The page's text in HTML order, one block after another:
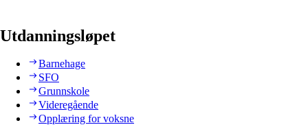
Utdanningsløpet
Barnehage
SFO
Grunnskole
Videregående
Opplæring for voksne